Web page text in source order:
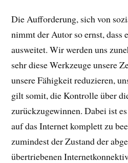
Die Aufforderung, sich von
nimmt der Autor so ernst, dass
ausweitet. Wir werden uns
sehr diese Werkzeuge unsere
unsere Fähigkeit reduzieren,
gilt somit, die Kontrolle über
zurückzugewinnen. Dabei ist
auf das Internet komplett zu
zumindest der Zustand der
übertriebenen